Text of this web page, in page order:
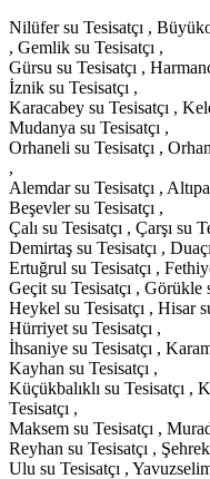
Nilüfer su Tesisatçı ,
, Gemlik su Tesisatçı ,
Gürsu su Tesisatçı ,
İznik su Tesisatçı ,
Karacabey su Tesisatçı ,
Mudanya su Tesisatçı ,
Orhaneli su Tesisatçı ,
,
Alemdar su Tesisatçı ,
Beşevler su Tesisatçı ,
Çalı su Tesisatçı , Çarşı su
Demirtaş su Tesisatçı ,
Ertuğrul su Tesisatçı ,
Geçit su Tesisatçı , Görükle
Heykel su Tesisatçı , Hisar
Hürriyet su Tesisatçı ,
İhsaniye su Tesisatçı ,
Kayhan su Tesisatçı ,
Küçükbalıklı su Tesisatçı ,
Tesisatçı ,
Maksem su Tesisatçı ,
Reyhan su Tesisatçı ,
Ulu su Tesisatçı ,